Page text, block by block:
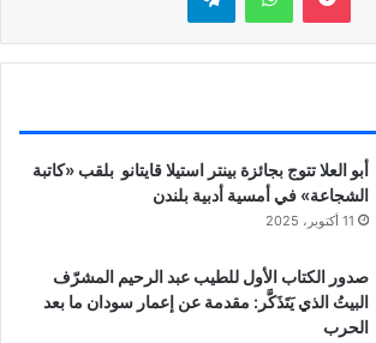
أبو العلا تتوج بجائزة بينتر استيلا قايتانو بلقب «كاتبة
الشجاعة» في أمسية أدبية بلندن
11 أكتوبر، 2025
صدور الكتاب الأول للطيب عبد الرحيم المشرّف
البيتُ الذي يَتَذَكَّر: مقدمة عن إعمار سودان ما بعد
الحرب